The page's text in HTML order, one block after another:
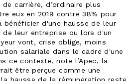
carrière, d’ordinaire plus
eux en 2019 contre 38% pour
d'une hausse de leur
de leur entreprise ou lors d'un
vont, crise oblige, moins
salariale dans le cadre d'une
ce contexte, note l’Apec, la
être perçue comme une